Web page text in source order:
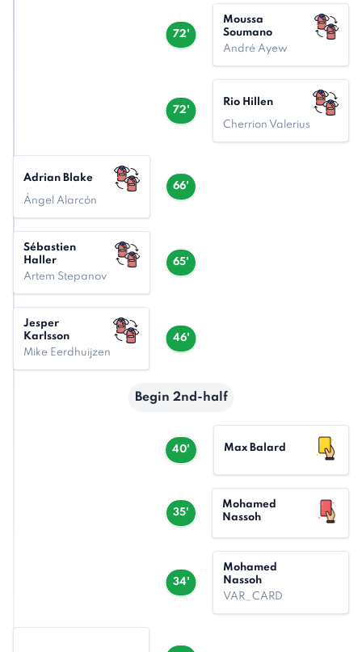
72'
Moussa
Soumano
André Ayew
72'
Rio Hillen
Cherrion Valerius
66'
Adrian Blake
Ángel Alarcón
65'
Sébastien
Haller
Artem Stepanov
46'
Jesper
Karlsson
Mike Eerdhuijzen
Begin 2nd-half
40' Max Balard
35'
Mohamed
Nassoh
34'
Mohamed
Nassoh
VAR_CARD